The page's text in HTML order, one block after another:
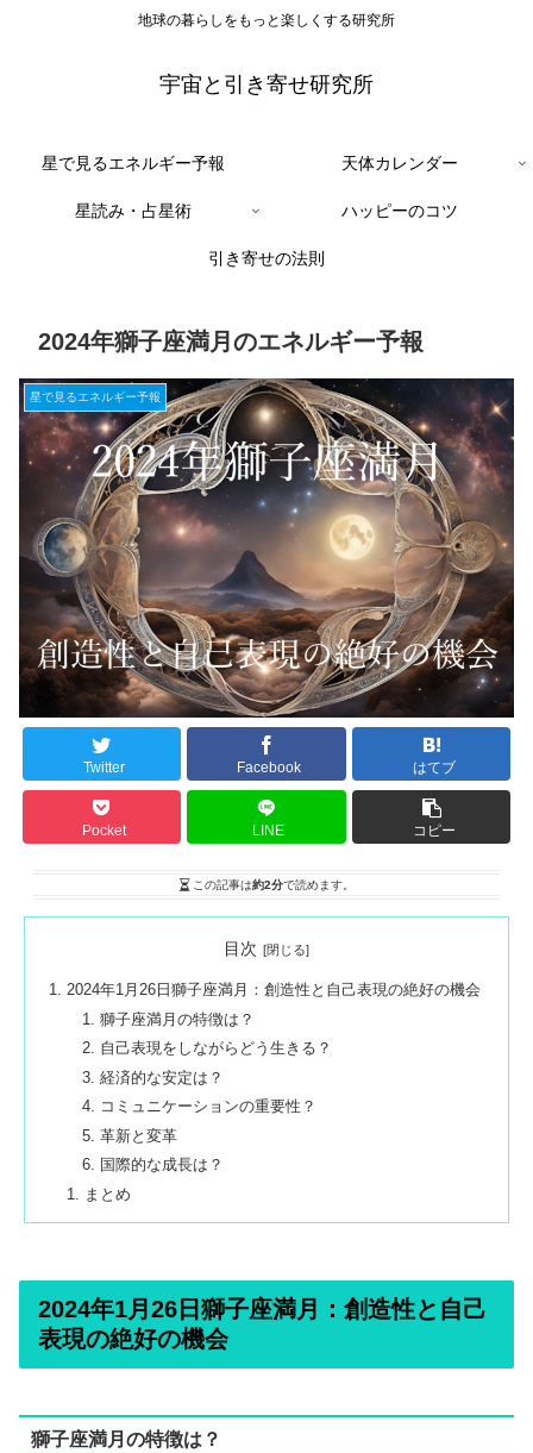
地球の暮らしをもっと楽しくする研究所
宇宙と引き寄せ研究所
星で見るエネルギー予報 天体カレンダー
星読み・占星術 ハッピーのコツ
引き寄せの法則
2024年獅子座満月のエネルギー予報
星で見るエネルギー予報
Twitter Facebook はてブ
Pocket LINE コピー
この記事は約2分で読めます。
目次
2024年1月26日獅子座満月：創造性と自己表現の絶好の機会
獅子座満月の特徴は？
自己表現をしながらどう生きる？
経済的な安定は？
コミュニケーションの重要性？
革新と変革
国際的な成長は？
まとめ
2024年1月26日獅子座満月：創造性と自己
表現の絶好の機会
獅子座満月の特徴は？